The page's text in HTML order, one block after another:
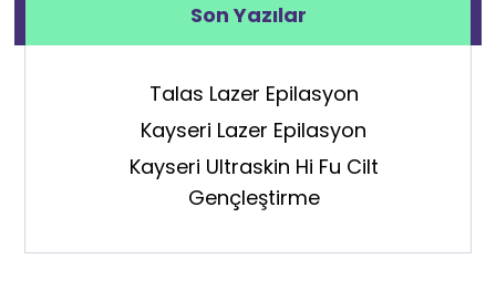
Son Yazılar
Talas Lazer Epilasyon
Kayseri Lazer Epilasyon
Kayseri Ultraskin Hi Fu Cilt
Gençleştirme